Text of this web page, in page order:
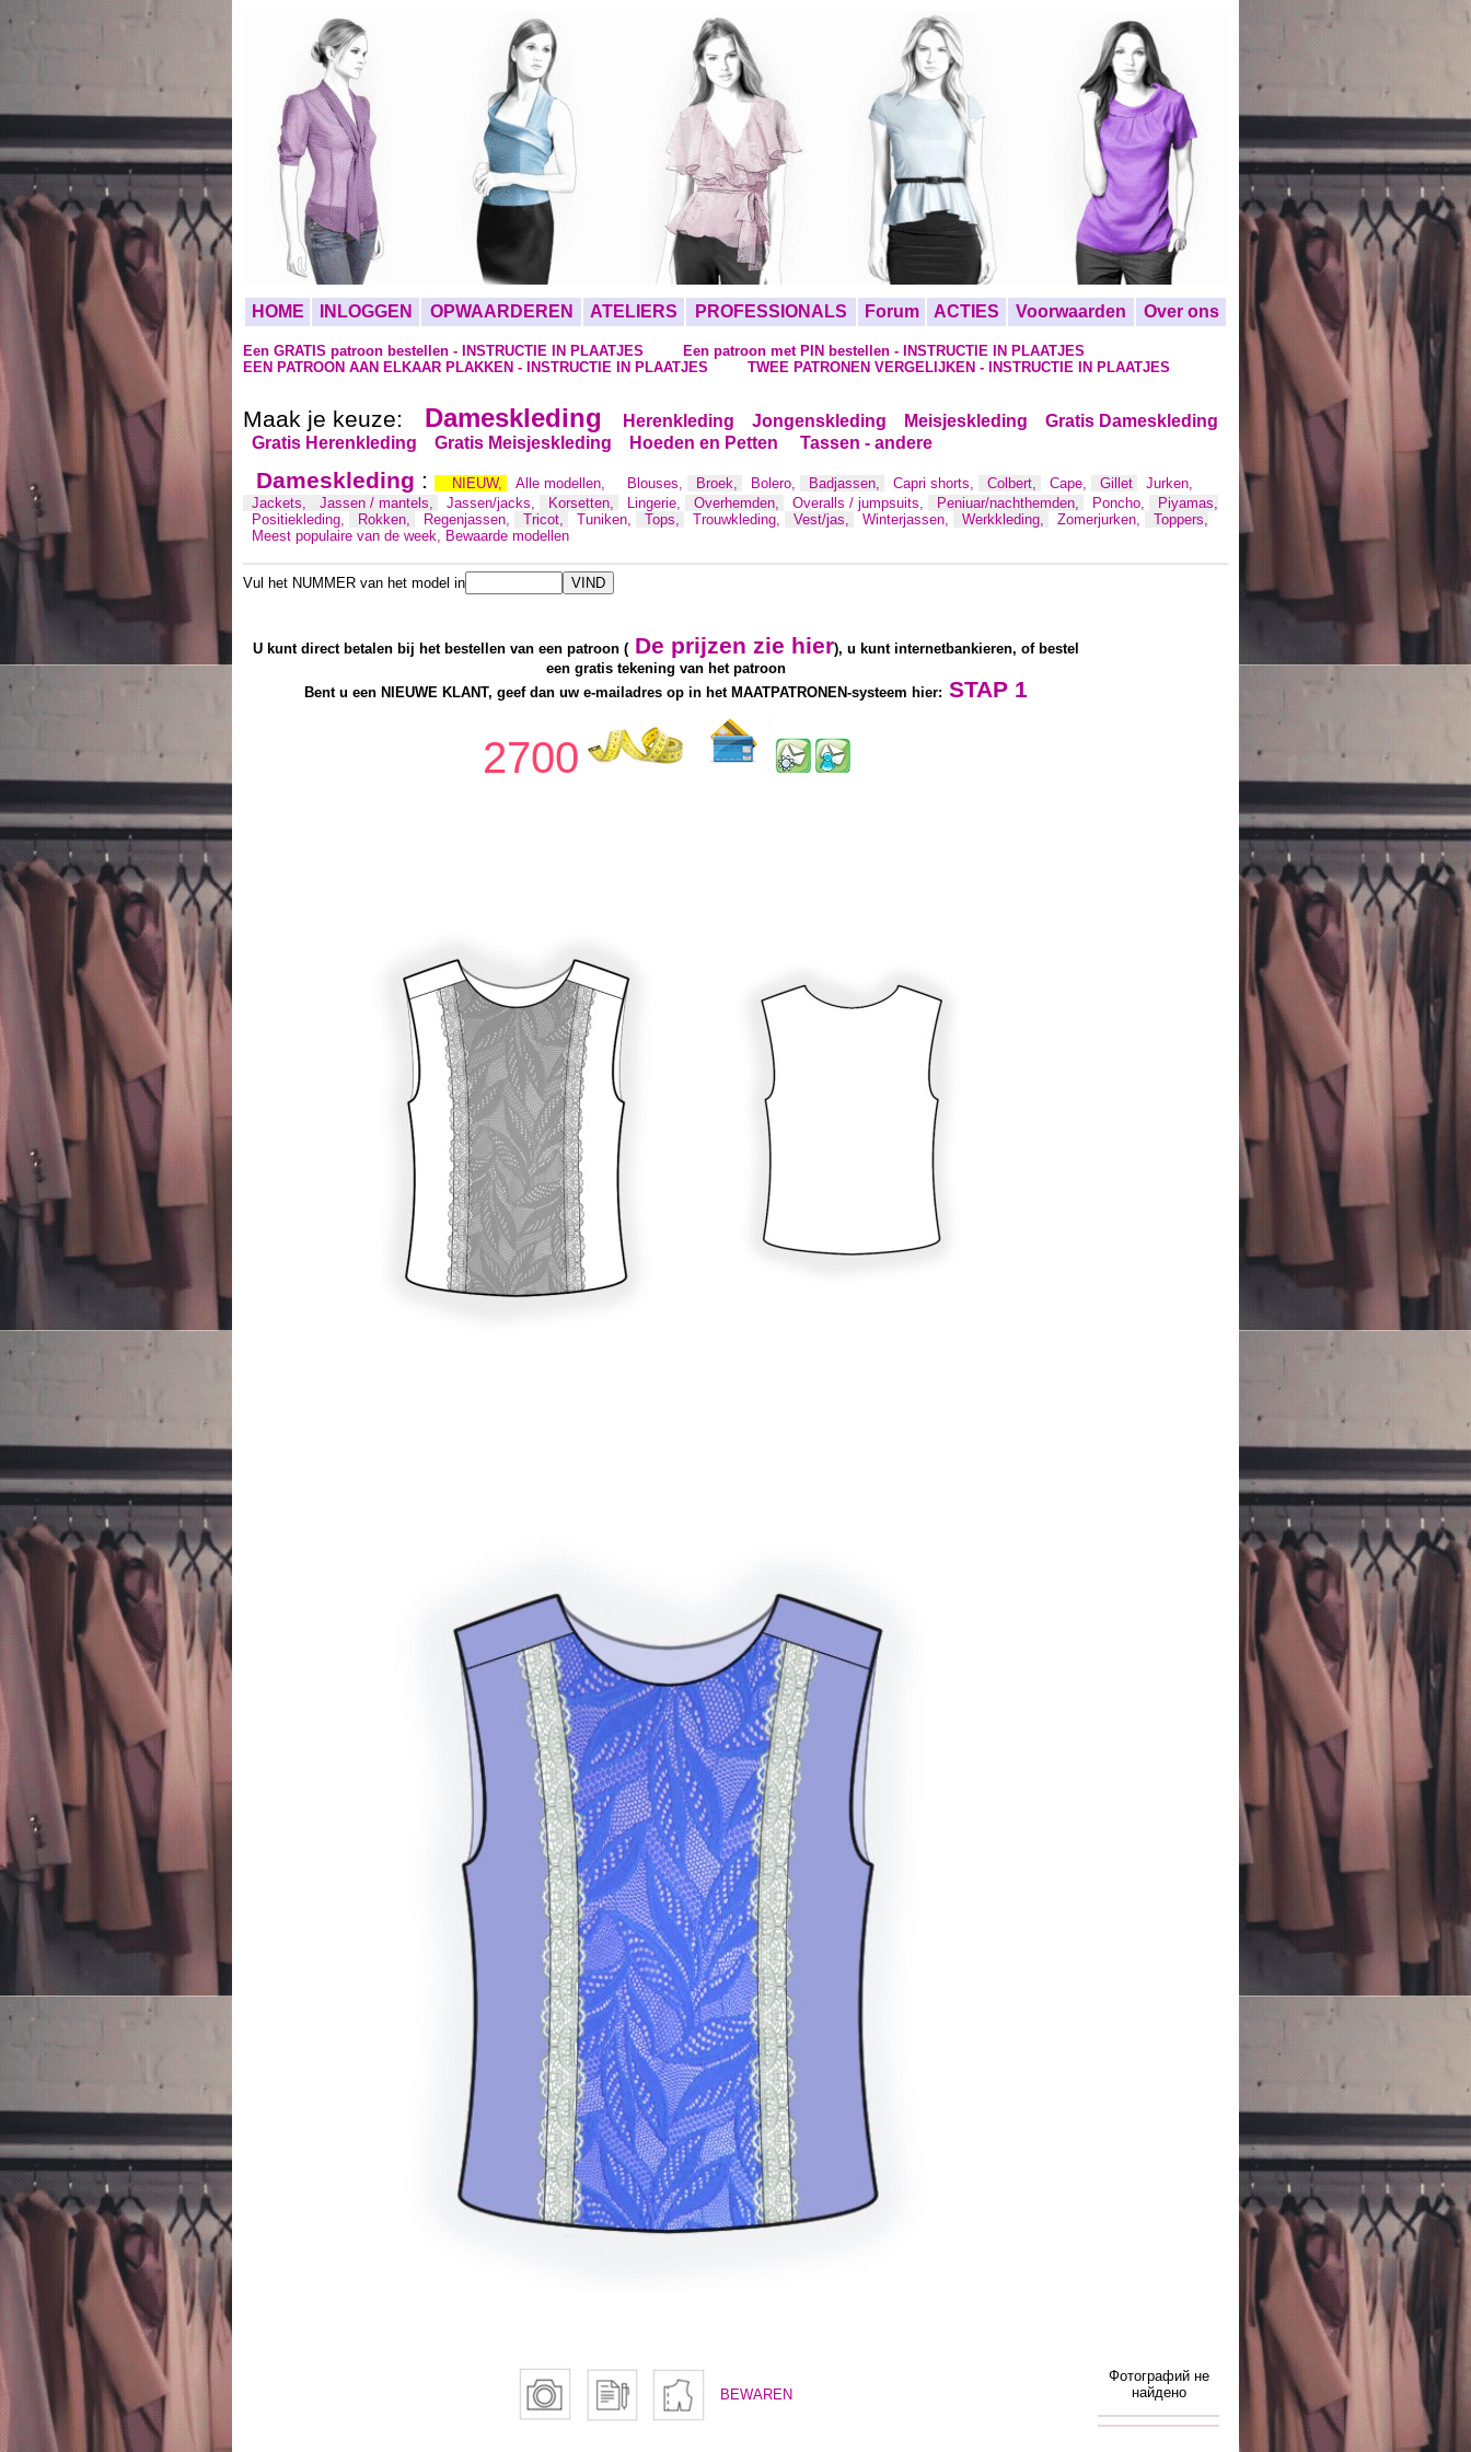
HOME INLOGGEN OPWAARDEREN ATELIERS PROFESSIONALS Forum ACTIES Voorwaarden Over ons
Een GRATIS patroon bestellen - INSTRUCTIE IN PLAATJES
Een patroon met PIN bestellen - INSTRUCTIE IN PLAATJES
EEN PATROON AAN ELKAAR PLAKKEN - INSTRUCTIE IN PLAATJES
TWEE PATRONEN VERGELIJKEN - INSTRUCTIE IN PLAATJES
Maak je keuze: Dameskleding Herenkleding Jongenskleding Meisjeskleding
Gratis Dameskleding
Gratis Herenkleding
Gratis Meisjeskleding Hoeden en Petten Tassen - andere
Dameskleding : NIEUW, Alle modellen, Blouses, Broek, Bolero, Badjassen, Capri shorts, Colbert, Cape, Gillet
Jurken,
Jackets,
Jassen / mantels, Jassen/jacks, Korsetten, Lingerie, Overhemden, Overalls / jumpsuits, Peniuar/nachthemden, Poncho,
Piyamas,
Positiekleding,
Rokken, Regenjassen, Tricot, Tuniken, Tops, Trouwkleding, Vest/jas, Winterjassen, Werkkleding, Zomerjurken,
Toppers,
Meest populaire van de week, Bewaarde modellen
Vul het NUMMER van het model in
U kunt direct betalen bij het bestellen van een patroon ( De prijzen zie hier), u kunt internetbankieren, of bestel
een gratis tekening van het patroon
Bent u een NIEUWE KLANT, geef dan uw e-mailadres op in het MAATPATRONEN-systeem hier: STAP 1
2700
BEWAREN
Фотографий не
найдено